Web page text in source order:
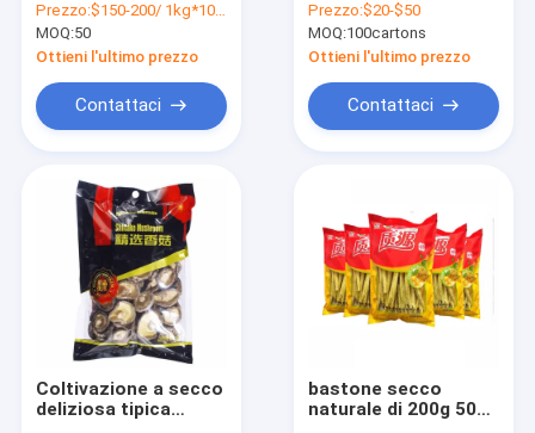
HACCP di iso dello
SFI (statistiche
finanziarie
internazionali) di BRC
Prezzo:$150-200/ 1kg*10bags/ctn
MOQ:50
Ottieni l'ultimo prezzo
Contattaci
della soia del glutine
cascer halal
Prezzo:$20-$50
MOQ:100cartons
Ottieni l'ultimo prezzo
Contattaci
Coltivazione a secco
deliziosa tipica
bastone secco
naturale di 200g 500g